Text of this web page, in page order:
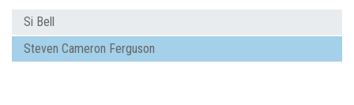
Si Bell
Steven Cameron Ferguson